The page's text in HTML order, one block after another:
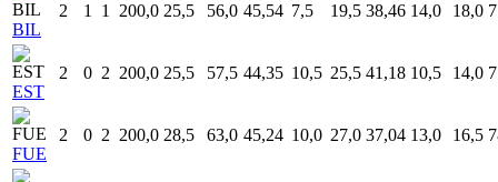
BIL
2 1 1 200,0 25,5 56,0 45,54 7,5 19,5 38,46 14,0 18,0
EST
2 0 2 200,0 25,5 57,5 44,35 10,5 25,5 41,18 10,5 14,0
FUE
2 0 2 200,0 28,5 63,0 45,24 10,0 27,0 37,04 13,0 16,5